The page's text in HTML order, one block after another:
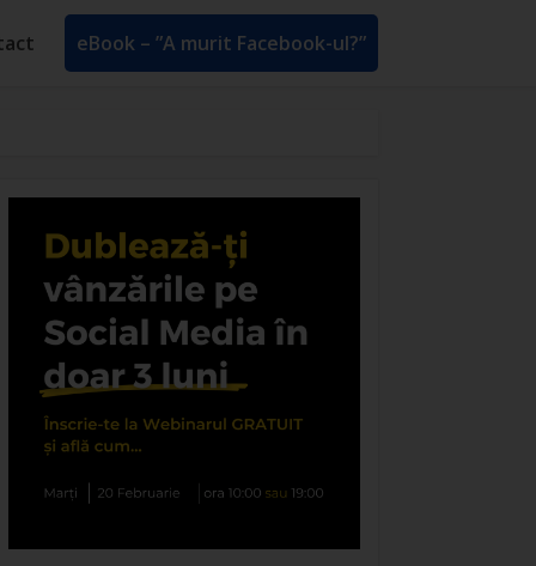
eBook – ”A murit Facebook-ul?”